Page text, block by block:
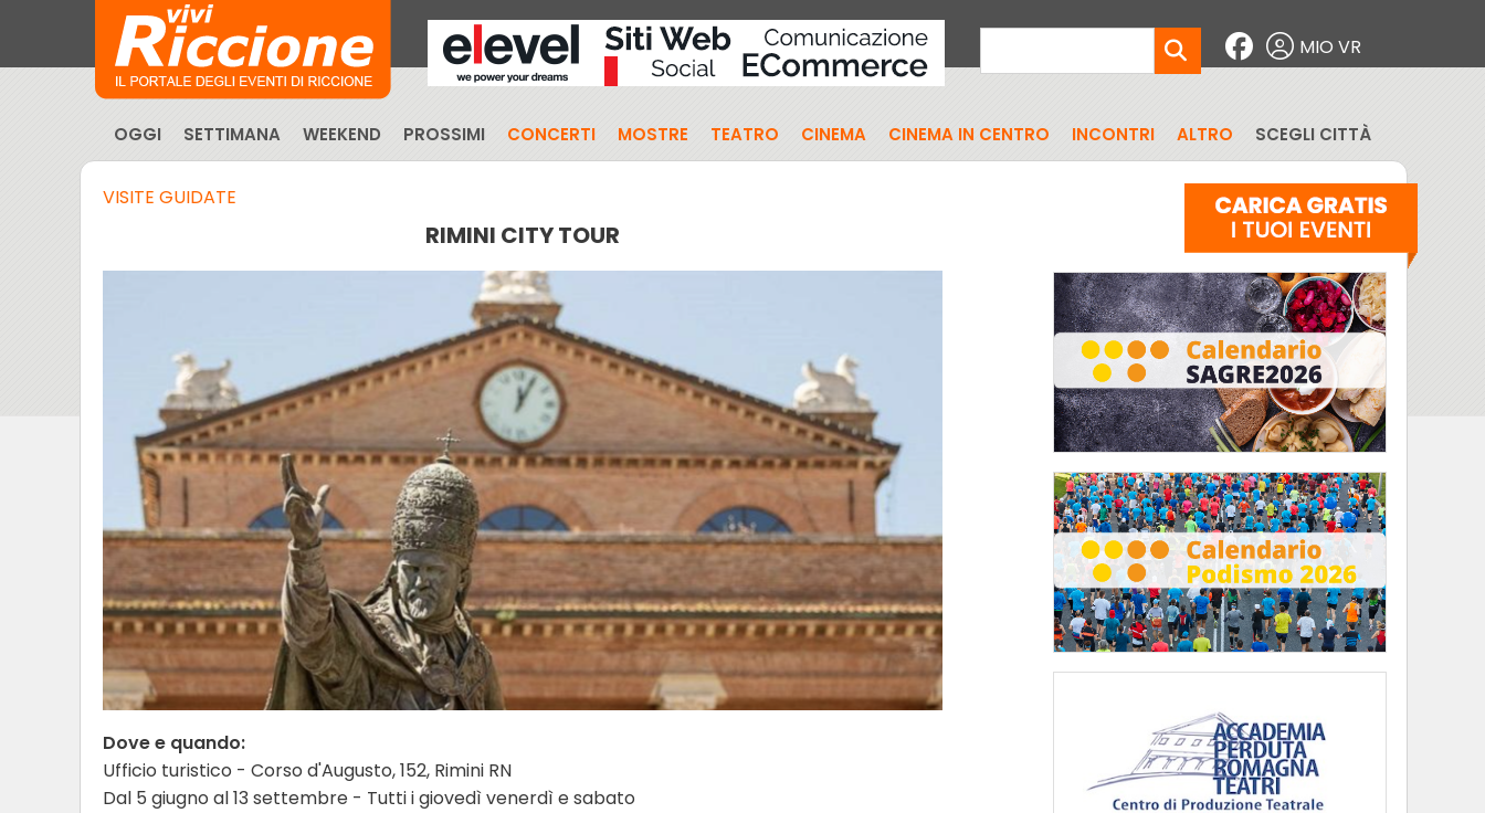
MIO VR
OGGI SETTIMANA WEEKEND PROSSIMI CONCERTI MOSTRE TEATRO CINEMA CINEMA IN CENTRO INCONTRI ALTRO SCEGLI CITTÀ
VISITE GUIDATE
RIMINI CITY TOUR
Dove e quando:
Ufficio turistico - Corso d'Augusto, 152, Rimini RN
Dal 5 giugno al 13 settembre - Tutti i giovedì venerdì e sabato